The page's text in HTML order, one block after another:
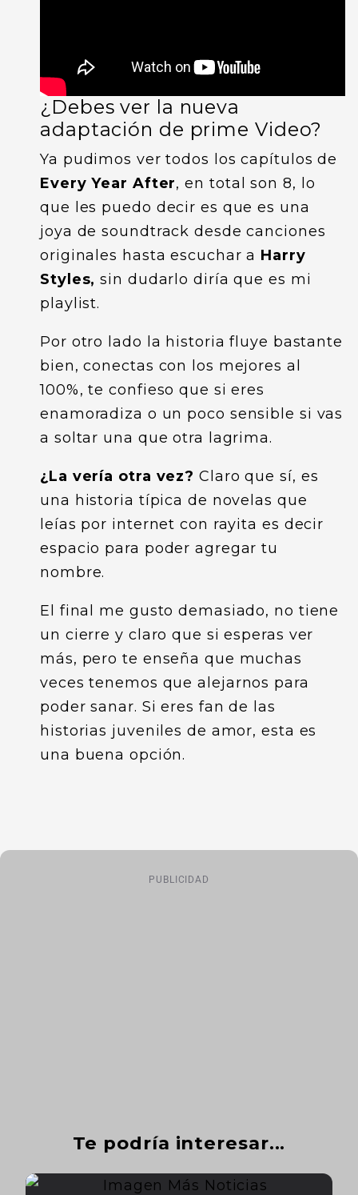
¿Debes ver la nueva
adaptación de prime Video?
Ya pudimos ver todos los capítulos de
Every Year After, en total son 8, lo
que les puedo decir es que es una
joya de soundtrack desde canciones
originales hasta escuchar a Harry
Styles, sin dudarlo diría que es mi
playlist.
Por otro lado la historia fluye bastante
bien, conectas con los mejores al
100%, te confieso que si eres
enamoradiza o un poco sensible si vas
a soltar una que otra lagrima.
¿La vería otra vez? Claro que sí, es
una historia típica de novelas que
leías por internet con rayita es decir
espacio para poder agregar tu
nombre.
El final me gusto demasiado, no tiene
un cierre y claro que si esperas ver
más, pero te enseña que muchas
veces tenemos que alejarnos para
poder sanar. Si eres fan de las
historias juveniles de amor, esta es
una buena opción.
PUBLICIDAD
Te podría interesar...